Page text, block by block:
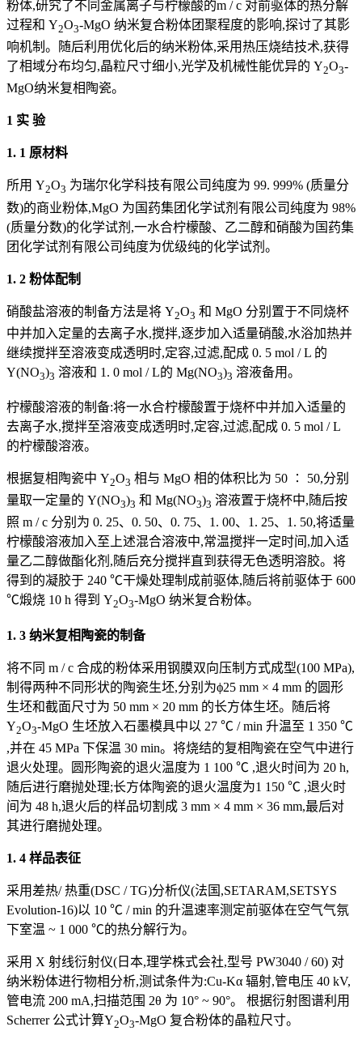
粉体,研究了不同金属离子与柠檬酸的m / c 对前驱体的热分解
过程和 Y2O3-MgO 纳米复合粉体团聚程度的影响,探讨了其影
响机制。随后利用优化后的纳米粉体,采用热压烧结技术,获得
了相域分布均匀,晶粒尺寸细小,光学及机械性能优异的 Y2O3-
MgO纳米复相陶瓷。
1 实 验
1. 1 原材料
所用 Y2O3 为瑞尔化学科技有限公司纯度为 99. 999% (质量分
数)的商业粉体,MgO 为国药集团化学试剂有限公司纯度为 98%
(质量分数)的化学试剂,一水合柠檬酸、乙二醇和硝酸为国药集
团化学试剂有限公司纯度为优级纯的化学试剂。
1. 2 粉体配制
硝酸盐溶液的制备方法是将 Y2O3 和 MgO 分别置于不同烧杯
中并加入定量的去离子水,搅拌,逐步加入适量硝酸,水浴加热并
继续搅拌至溶液变成透明时,定容,过滤,配成 0. 5 mol / L 的
Y(NO3)3 溶液和 1. 0 mol / L的 Mg(NO3)3 溶液备用。
柠檬酸溶液的制备:将一水合柠檬酸置于烧杯中并加入适量的
去离子水,搅拌至溶液变成透明时,定容,过滤,配成 0. 5 mol / L
的柠檬酸溶液。
根据复相陶瓷中 Y2O3 相与 MgO 相的体积比为 50 ∶ 50,分别
量取一定量的 Y(NO3)3 和 Mg(NO3)3 溶液置于烧杯中,随后按
照 m / c 分别为 0. 25、0. 50、0. 75、1. 00、1. 25、1. 50,将适量
柠檬酸溶液加入至上述混合溶液中,常温搅拌一定时间,加入适
量乙二醇做酯化剂,随后充分搅拌直到获得无色透明溶胶。将
得到的凝胶于 240 ℃干燥处理制成前驱体,随后将前驱体于 600
℃煅烧 10 h 得到 Y2O3-MgO 纳米复合粉体。
1. 3 纳米复相陶瓷的制备
将不同 m / c 合成的粉体采用钢膜双向压制方式成型(100 MPa),
制得两种不同形状的陶瓷生坯,分别为ϕ25 mm × 4 mm 的圆形
生坯和截面尺寸为 50 mm × 20 mm 的长方体生坯。随后将
Y2O3-MgO 生坯放入石墨模具中以 27 ℃ / min 升温至 1 350 ℃
,并在 45 MPa 下保温 30 min。将烧结的复相陶瓷在空气中进行
退火处理。圆形陶瓷的退火温度为 1 100 ℃ ,退火时间为 20 h,
随后进行磨抛处理;长方体陶瓷的退火温度为1 150 ℃ ,退火时
间为 48 h,退火后的样品切割成 3 mm × 4 mm × 36 mm,最后对
其进行磨抛处理。
1. 4 样品表征
采用差热/ 热重(DSC / TG)分析仪(法国,SETARAM,SETSYS
Evolution-16)以 10 ℃ / min 的升温速率测定前驱体在空气气氛
下室温 ~ 1 000 ℃的热分解行为。
采用 X 射线衍射仪(日本,理学株式会社,型号 PW3040 / 60) 对
纳米粉体进行物相分析,测试条件为:Cu-Kα 辐射,管电压 40 kV,
管电流 200 mA,扫描范围 2θ 为 10° ~ 90°。 根据衍射图谱利用
Scherrer 公式计算Y2O3-MgO 复合粉体的晶粒尺寸。